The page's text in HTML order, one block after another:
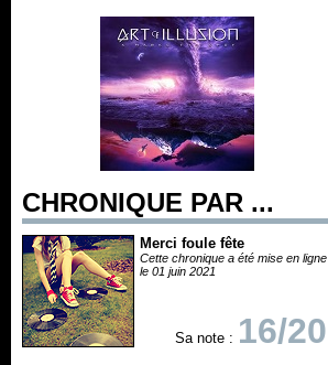
CHRONIQUE PAR ...
Merci foule fête
Cette chronique a été mise en ligne
le 01 juin 2021
Sa note : 16/20